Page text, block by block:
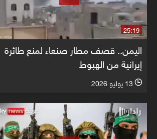
25:19
اليمن.. قصف مطار صنعاء لمنع طائرة
إيرانية من الهبوط
l 13 يوليو 2026